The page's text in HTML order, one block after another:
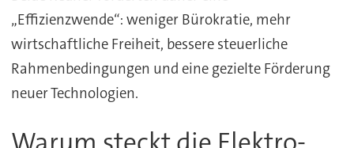
„Effizienzwende“: weniger Bürokratie, mehr
wirtschaftliche Freiheit, bessere steuerliche
Rahmenbedingungen und eine gezielte Förderung
neuer Technologien.